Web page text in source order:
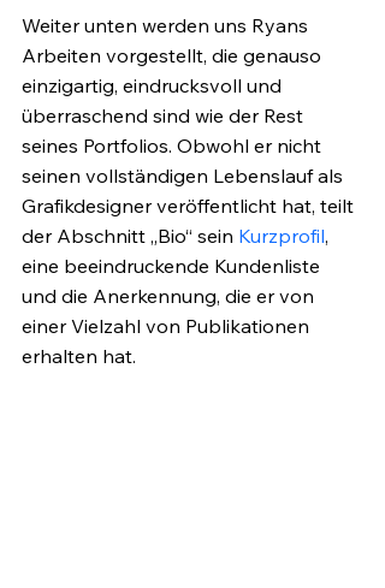
Weiter unten werden uns Ryans
Arbeiten vorgestellt, die genauso
einzigartig, eindrucksvoll und
überraschend sind wie der Rest
seines Portfolios. Obwohl er nicht
seinen vollständigen Lebenslauf als
Grafikdesigner veröffentlicht hat, teilt
der Abschnitt „Bio“ sein Kurzprofil,
eine beeindruckende Kundenliste
und die Anerkennung, die er von
einer Vielzahl von Publikationen
erhalten hat.